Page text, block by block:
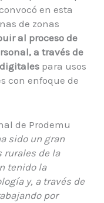
en esta
de zonas
al proceso de
a través de
para usos
con enfoque de
de Prodemu
sido un gran
rurales de la
tenido la
y, a través de
por